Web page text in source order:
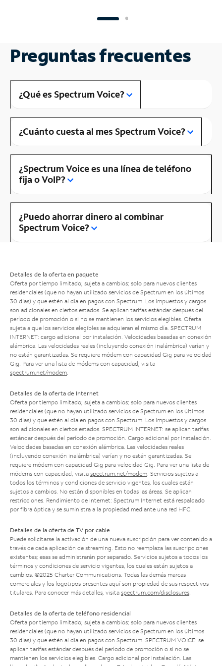
Preguntas frecuentes
¿Qué es Spectrum Voice?
¿Cuánto cuesta al mes Spectrum Voice?
¿Spectrum Voice es una línea de teléfono
fija o VoIP?
¿Puedo ahorrar dinero al combinar
Spectrum Voice?
Detalles de la oferta en paquete
Oferta por tiempo limitado; sujeta a cambios; solo para nuevos clientes
residenciales (que no hayan utilizado servicios de Spectrum en los últimos
30 días) y que estén al día en pagos con Spectrum. Los impuestos y cargos
son adicionales en ciertos estados. Se aplican tarifas estándar después del
período de promoción o si no se mantienen los servicios elegibles. Oferta
sujeta a que los servicios elegibles se adquieran el mismo día. SPECTRUM
INTERNET: cargo adicional por instalación. Velocidades basadas en conexión
alámbrica. Las velocidades reales (incluyendo conexión inalámbrica) varían y
no están garantizadas. Se requiere módem con capacidad Gig para velocidad
Gig. Para ver una lista de módems con capacidad, visita
spectrum.net/modem
Detalles de la oferta de Internet
Oferta por tiempo limitado; sujeta a cambios; solo para nuevos clientes
residenciales (que no hayan utilizado servicios de Spectrum en los últimos
30 días) y que estén al día en pagos con Spectrum. Los impuestos y cargos
son adicionales en ciertos estados. SPECTRUM INTERNET: se aplican tarifas
estándar después del período de promoción. Cargo adicional por instalación.
Velocidades basadas en conexión alámbrica. Las velocidades reales
(incluyendo conexión inalámbrica) varían y no están garantizadas. Se
requiere módem con capacidad Gig para velocidad Gig. Para ver una lista de
módems con capacidad, visita spectrum.net/modem . Servicios sujetos a
todos los términos y condiciones de servicio vigentes, los cuales están
sujetos a cambios. No están disponibles en todas las áreas. Se aplican
restricciones. Rendimiento de Internet: Spectrum Internet está respaldado
por fibra óptica y se suministra a la propiedad mediante una red HFC.
Detalles de la oferta de TV por cable
Puede solicitarse la activación de una nueva suscripción para ver contenido a
través de cada aplicación de streaming. Esto no reemplaza las suscripciones
existentes; esas se administrarán por separado. Servicios sujetos a todos los
términos y condiciones de servicio vigentes, los cuales están sujetos a
cambios. ©2025 Charter Communications. Todas las demás marcas
comerciales y los logotipos presentes aquí son propiedad de sus respectivos
titulares. Para conocer más detalles, visita spectrum.com/disclosures
Detalles de la oferta de teléfono residencial
Oferta por tiempo limitado; sujeta a cambios; solo para nuevos clientes
residenciales (que no hayan utilizado servicios de Spectrum en los últimos
30 días) y que estén al día en pagos con Spectrum. SPECTRUM VOICE: se
aplican tarifas estándar después del período de promoción o si no se
mantienen los servicios elegibles. Cargo adicional por instalación. Las